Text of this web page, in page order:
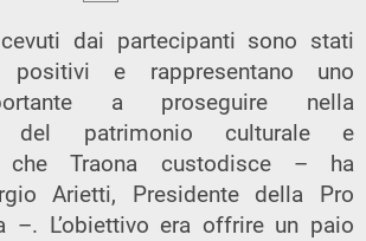
dai partecipanti sono stati
positivi e rappresentano uno
a proseguire nella
del patrimonio culturale e
che Traona custodisce – ha
Arietti, Presidente della Pro
–. L’obiettivo era offrire un paio